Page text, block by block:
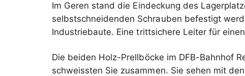
Im Geren stand die Eindeckung des
selbstschneidenden Schrauben befestigt
Industriebaute. Eine trittsichere Leiter für
Die beiden Holz-Prellböcke im DFB-Bahnhof
schweissten Sie zusammen. Sie sehen mit